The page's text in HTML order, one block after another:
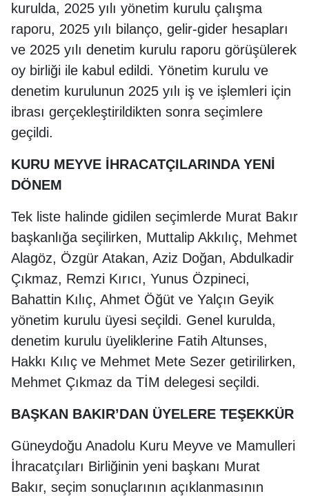
kurulda, 2025 yılı yönetim kurulu çalışma
raporu, 2025 yılı bilanço, gelir-gider hesapları
ve 2025 yılı denetim kurulu raporu görüşülerek
oy birliği ile kabul edildi. Yönetim kurulu ve
denetim kurulunun 2025 yılı iş ve işlemleri için
ibrası gerçekleştirildikten sonra seçimlere
geçildi.
KURU MEYVE İHRACATÇILARINDA YENİ
DÖNEM
Tek liste halinde gidilen seçimlerde Murat Bakır
başkanlığa seçilirken, Muttalip Akkılıç, Mehmet
Alagöz, Özgür Atakan, Aziz Doğan, Abdulkadir
Çıkmaz, Remzi Kırıcı, Yunus Özpineci,
Bahattin Kılıç, Ahmet Öğüt ve Yalçın Geyik
yönetim kurulu üyesi seçildi. Genel kurulda,
denetim kurulu üyeliklerine Fatih Altunses,
Hakkı Kılıç ve Mehmet Mete Sezer getirilirken,
Mehmet Çıkmaz da TİM delegesi seçildi.
BAŞKAN BAKIR’DAN ÜYELERE TEŞEKKÜR
Güneydoğu Anadolu Kuru Meyve ve Mamulleri
İhracatçıları Birliğinin yeni başkanı Murat
Bakır, seçim sonuçlarının açıklanmasının